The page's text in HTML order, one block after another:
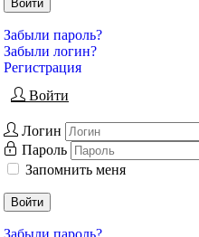
Войти
Забыли пароль?
Забыли логин?
Регистрация
Войти
Логин
Пароль
Запомнить меня
Войти
Забыли пароль?